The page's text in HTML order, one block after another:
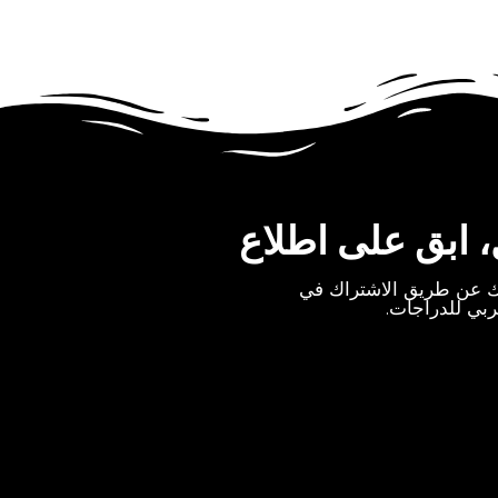
ابق على اطلاع
عن طريق الاشتراك في
للدراجات.